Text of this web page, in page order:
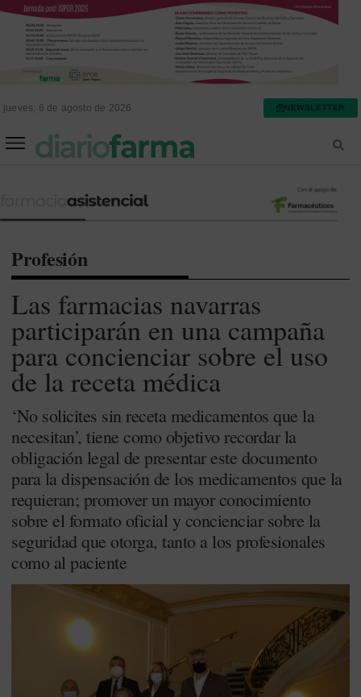
jueves, 6 de agosto de 2026 NEWSLETTER
Profesión
Las farmacias navarras
participarán en una campaña
para concienciar sobre el uso
de la receta médica
‘No solicites sin receta medicamentos que la
necesitan’, tiene como objetivo recordar la
obligación legal de presentar este documento
para la dispensación de los medicamentos que la
requieran; promover un mayor conocimiento
sobre el formato oficial y concienciar sobre la
seguridad que otorga, tanto a los profesionales
como al paciente